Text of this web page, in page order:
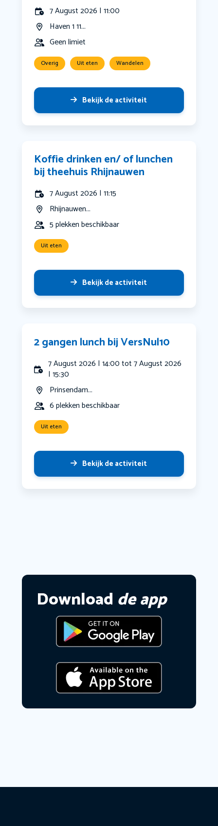
7 August 2026 | 11:00
Haven 1 11...
Geen limiet
Overig Uit eten Wandelen
Bekijk de activiteit
Koffie drinken en/ of lunchen
bij theehuis Rhijnauwen
7 August 2026 | 11:15
Rhijnauwen...
5 plekken beschikbaar
Uit eten
Bekijk de activiteit
2 gangen lunch bij VersNul10
7 August 2026 | 14:00 tot 7 August 2026
| 15:30
Prinsendam...
6 plekken beschikbaar
Uit eten
Bekijk de activiteit
Download de app